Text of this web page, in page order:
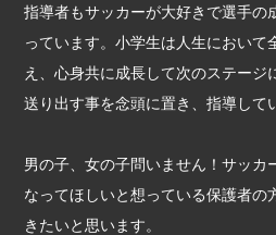
指導者もサッカーが大好きで選手の
っています。小学生は人生において
え、心身共に成長して次のステージ
送り出す事を念頭に置き、指導して
男の子、女の子問いません！サッカ
なってほしいと想っている保護者の
きたいと思います。